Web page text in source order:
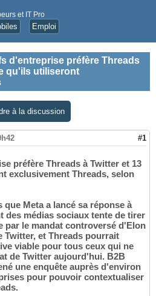
et IT Pro
Emploi
d'entreprise préfère Threads
qu'ils utiliseront
à la discussion
#1
préfère Threads à Twitter et 13
exclusivement Threads, selon
Meta a lancé sa réponse à
des médias sociaux tente de tirer
par le mandat controversé d'Elon
Twitter, et Threads pourrait
viable pour tous ceux qui ne
de Twitter aujourd'hui. B2B
une enquête auprès d'environ
pour pouvoir contextualiser